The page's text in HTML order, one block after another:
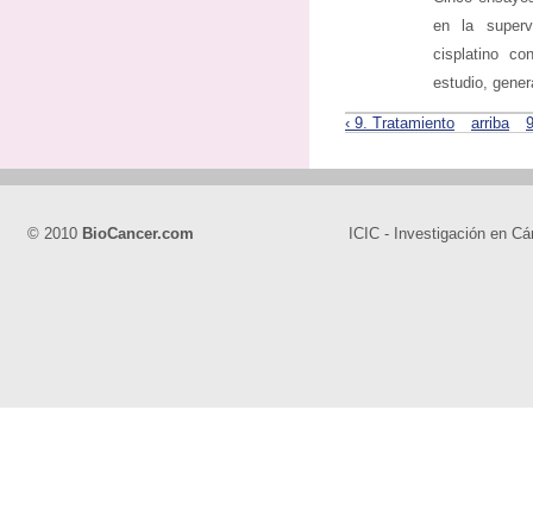
en la
cisplatino
estudio,
‹ 9. Tratamiento arriba
© 2010 BioCancer.com ICIC - Investigación en